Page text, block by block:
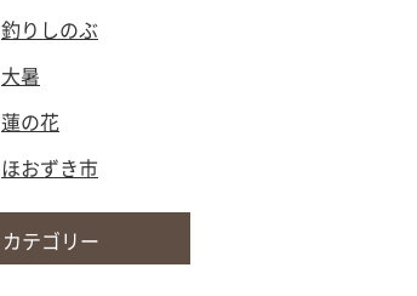
釣りしのぶ
大暑
蓮の花
ほおずき市
カテゴリー